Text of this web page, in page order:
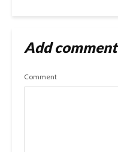
Add comment
Comment